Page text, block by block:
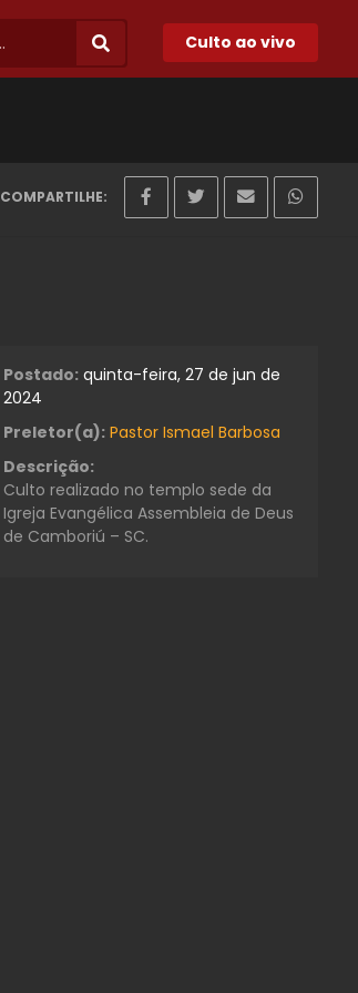
Culto ao vivo
COMPARTILHE:
Postado: quinta-feira, 27 de jun de
2024
Preletor(a): Pastor Ismael Barbosa
Descrição:
Culto realizado no templo sede da
Igreja Evangélica Assembleia de Deus
de Camboriú – SC.